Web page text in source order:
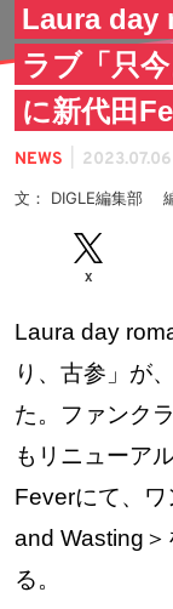
Laura day
ラブ「只
に新代田
NEWS 2023.07.06
文： DIGLE編集部
X
Laura day
り、古参」が
た。ファンク
もリニューア
Feverにて、
and Wasting
る。